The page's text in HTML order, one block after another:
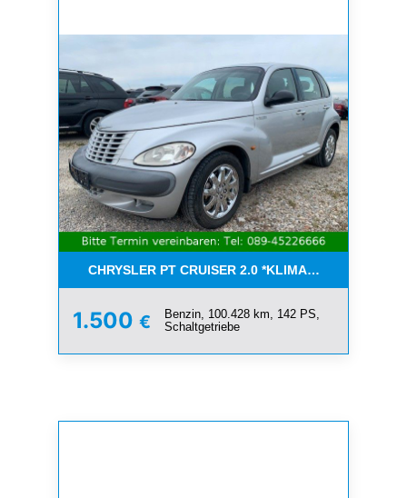
CHRYSLER PT CRUISER 2.0
1.500 €
Benzin, 100.428 km, 142 PS,
Schaltgetriebe